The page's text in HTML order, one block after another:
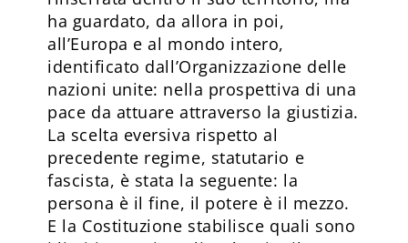
ha guardato, da allora in poi,
all’Europa e al mondo intero,
identificato dall’Organizzazione delle
nazioni unite: nella prospettiva di una
pace da attuare attraverso la giustizia.
La scelta eversiva rispetto al
precedente regime, statutario e
fascista, è stata la seguente: la
persona è il fine, il potere è il mezzo.
E la Costituzione stabilisce quali sono